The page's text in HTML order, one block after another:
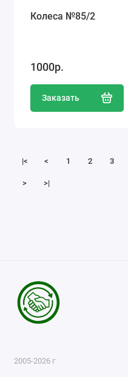
Колеса №85/2
1000р.
Заказать
|< < 1 2 3
> >|
2005-2026 г